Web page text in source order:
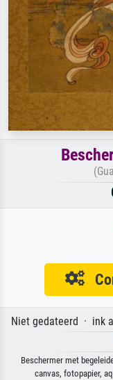
Niet gedateerd · ink
Beschermer met
canvas, fotopapier,